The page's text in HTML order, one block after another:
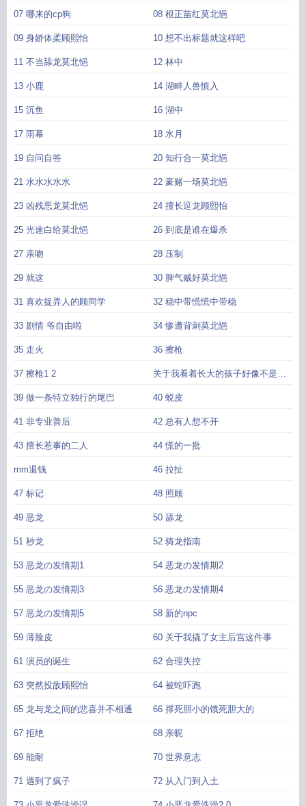
07 哪来的cp狗 08 根正苗红莫北悒
09 身娇体柔顾熙怡 10 想不出标题就这样吧
11 不当舔龙莫北悒 12 林中
13 小鹿 14 湖畔人兽慎入
15 沉鱼 16 湖中
17 雨幕 18 水月
19 自问自答 20 知行合一莫北悒
21 水水水水水 22 豪赌一场莫北悒
23 凶残恶龙莫北悒 24 擅长逗龙顾熙怡
25 光速白给莫北悒 26 到底是谁在爆杀
27 亲吻 28 压制
29 就这 30 脾气贼好莫北悒
31 喜欢捉弄人的顾同学 32 稳中带慌慌中带稳
33 剧情 爷自由啦 34 惨遭背刺莫北悒
35 走火 36 擦枪
37 擦枪1 2 关于我看着长大的孩子好像不是个
人这件事
39 做一条特立独行的尾巴 40 蜕皮
41 非专业善后 42 总有人想不开
43 擅长惹事的二人 44 慌的一批
rnm退钱 46 拉扯
47 标记 48 照顾
49 恶龙 50 舔龙
51 秒龙 52 骑龙指南
53 恶龙の发情期1 54 恶龙の发情期2
55 恶龙の发情期3 56 恶龙の发情期4
57 恶龙の发情期5 58 新的npc
59 薄脸皮 60 关于我撬了女主后宫这件事
61 演员的诞生 62 合理失控
63 突然投敌顾熙怡 64 被蛇吓跑
65 龙与龙之间的悲喜并不相通 66 撑死胆小的饿死胆大的
67 拒绝 68 亲昵
69 能耐 70 世界意志
71 遇到了疯子 72 从入门到入土